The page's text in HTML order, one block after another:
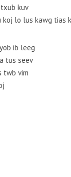
kuv
koj lo lus kawg tias
ib leeg
tus seev
twb vim